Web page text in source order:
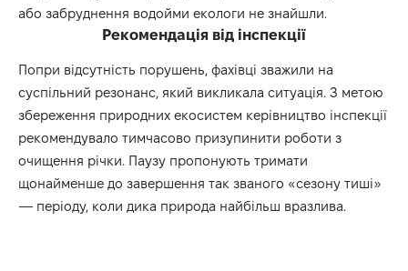
або забруднення водойми екологи не знайшли.
Рекомендація від інспекції
Попри відсутність порушень, фахівці зважили на
суспільний резонанс, який викликала ситуація. З метою
збереження природних екосистем керівництво інспекції
рекомендувало тимчасово призупинити роботи з
очищення річки. Паузу пропонують тримати
щонайменше до завершення так званого «сезону тиші»
— періоду, коли дика природа найбільш вразлива.